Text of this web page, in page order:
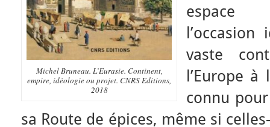
Michel Bruneau. L’Eurasie. Continent,
empire, idéologie ou projet. CNRS Editions,
2018
espace
l’occasion
vaste
l’Europe
connu
sa Route de épices, même si